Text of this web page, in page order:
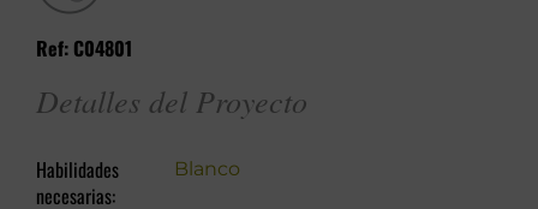
Ref: C04801
Detalles del Proyecto
Habilidades
necesarias:
Blanco